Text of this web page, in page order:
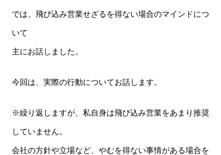
では、飛び込み営業せざるを得ない場合のマインドにつ
いて
主にお話しました。
今回は、実際の行動についてお話します。
※繰り返しますが、私自身は飛び込み営業をあまり推奨
していません。
会社の方針や立場など、やむを得ない事情がある場合を